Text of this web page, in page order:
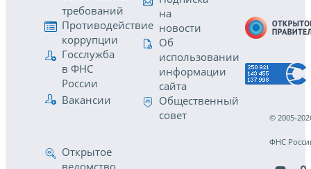
требований
Противодействие
коррупции
Госслужба
в ФНС
России
Вакансии
на
новости
Об
использовании
информации
сайта
Общественный
совет
Открытое
© 2005-
ФНС